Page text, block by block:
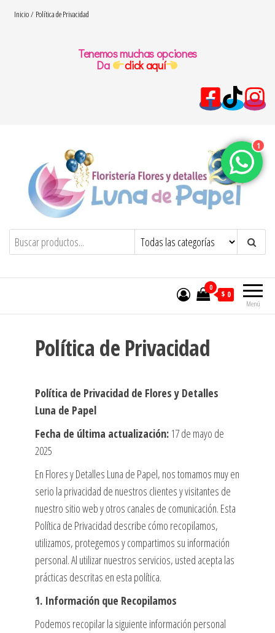
SaltarInicio/ Política de Privacidad
Tenemos muchas opciones
Da
click aquí
floresydetalles.com.coFlores y detalles – Luna de papel
Menú
0
$ 0
Política de Privacidad
Política de Privacidad de Flores y Detalles
Luna de Papel
Fecha de última actualización:17 de mayo de
2025
En Flores y Detalles Luna de Papel, nos tomamos muy en
serio la privacidad de nuestros clientes y visitantes de
nuestro sitio web y otros canales de comunicación. Esta
Política de Privacidad describe cómo recopilamos,
utilizamos, protegemos y compartimos su información
personal. Al utilizar nuestros servicios, usted acepta las
prácticas descritas en esta política.
1. Información que Recopilamos
Podemos recopilar la siguiente información personal
1